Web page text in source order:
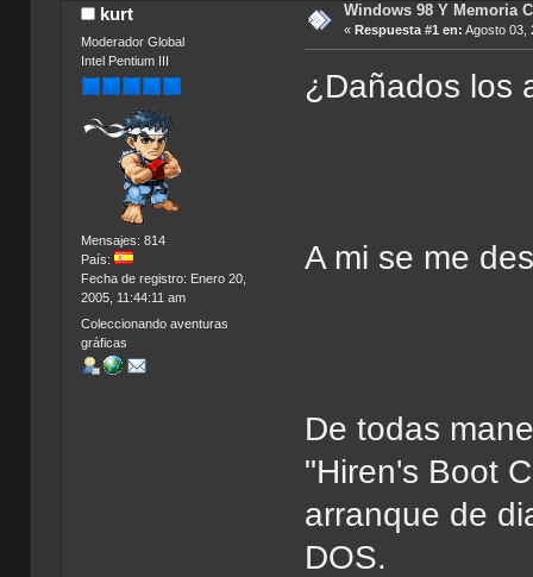
kurt
Moderador Global
Intel Pentium III
Mensajes: 814
País:
Fecha de registro: Enero 20,
2005, 11:44:11 am
Coleccionando aventuras
gráficas
Windows 98 Y Memoria
« Respuesta #1 en: Agosto 03,
¿Dañados los
A mi se me
De todas
"Hiren's Boot
arranque de
DOS.